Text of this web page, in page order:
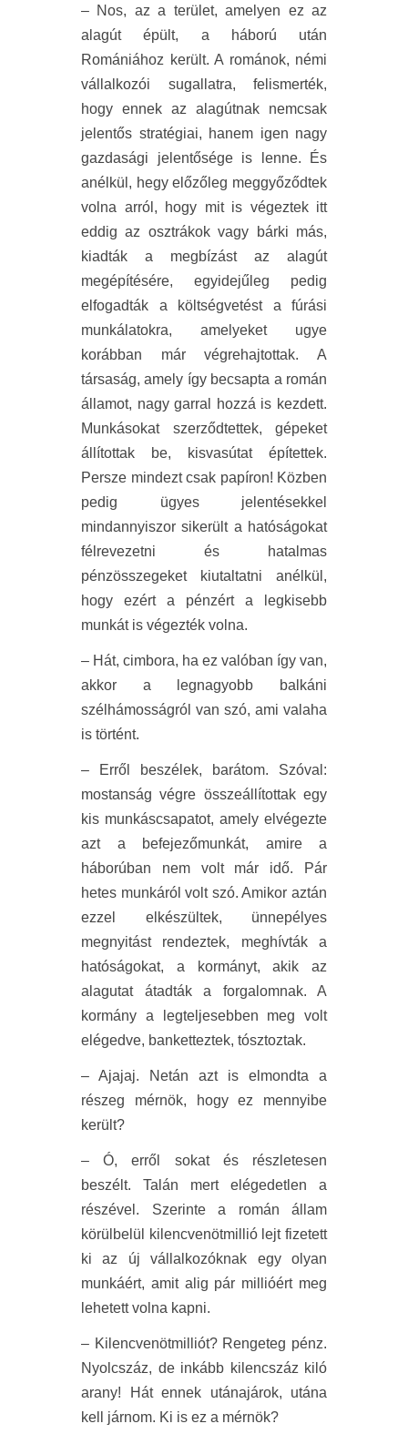
– Nos, az a terület, amelyen ez az
alagút épült, a háború után
Romániához került. A románok, némi
vállalkozói sugallatra, felismerték,
hogy ennek az alagútnak nemcsak
jelentős stratégiai, hanem igen nagy
gazdasági jelentősége is lenne. És
anélkül, hegy előzőleg meggyőződtek
volna arról, hogy mit is végeztek itt
eddig az osztrákok vagy bárki más,
kiadták a megbízást az alagút
megépítésére, egyidejűleg pedig
elfogadták a költségvetést a fúrási
munkálatokra, amelyeket ugye
korábban már végrehajtottak. A
társaság, amely így becsapta a román
államot, nagy garral hozzá is kezdett.
Munkásokat szerződtettek, gépeket
állítottak be, kisvasútat építettek.
Persze mindezt csak papíron! Közben
pedig ügyes jelentésekkel
mindannyiszor sikerült a hatóságokat
félrevezetni és hatalmas
pénzösszegeket kiutaltatni anélkül,
hogy ezért a pénzért a legkisebb
munkát is végezték volna.
– Hát, cimbora, ha ez valóban így van,
akkor a legnagyobb balkáni
szélhámosságról van szó, ami valaha
is történt.
– Erről beszélek, barátom. Szóval:
mostanság végre összeállítottak egy
kis munkáscsapatot, amely elvégezte
azt a befejezőmunkát, amire a
háborúban nem volt már idő. Pár
hetes munkáról volt szó. Amikor aztán
ezzel elkészültek, ünnepélyes
megnyitást rendeztek, meghívták a
hatóságokat, a kormányt, akik az
alagutat átadták a forgalomnak. A
kormány a legteljesebben meg volt
elégedve, banketteztek, tósztoztak.
– Ajajaj. Netán azt is elmondta a
részeg mérnök, hogy ez mennyibe
került?
– Ó, erről sokat és részletesen
beszélt. Talán mert elégedetlen a
részével. Szerinte a román állam
körülbelül kilencvenötmillió lejt fizetett
ki az új vállalkozóknak egy olyan
munkáért, amit alig pár millióért meg
lehetett volna kapni.
– Kilencvenötmilliót? Rengeteg pénz.
Nyolcszáz, de inkább kilencszáz kiló
arany! Hát ennek utánajárok, utána
kell járnom. Ki is ez a mérnök?